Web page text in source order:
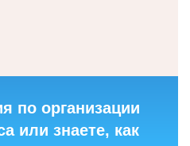
по организации
или знаете, как